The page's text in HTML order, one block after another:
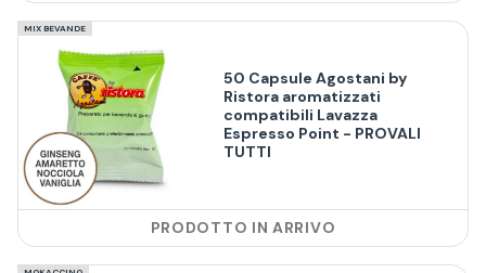
MIX BEVANDE
50 Capsule Agostani by
Ristora aromatizzati
compatibili Lavazza
Espresso Point - PROVALI
TUTTI
PRODOTTO IN ARRIVO